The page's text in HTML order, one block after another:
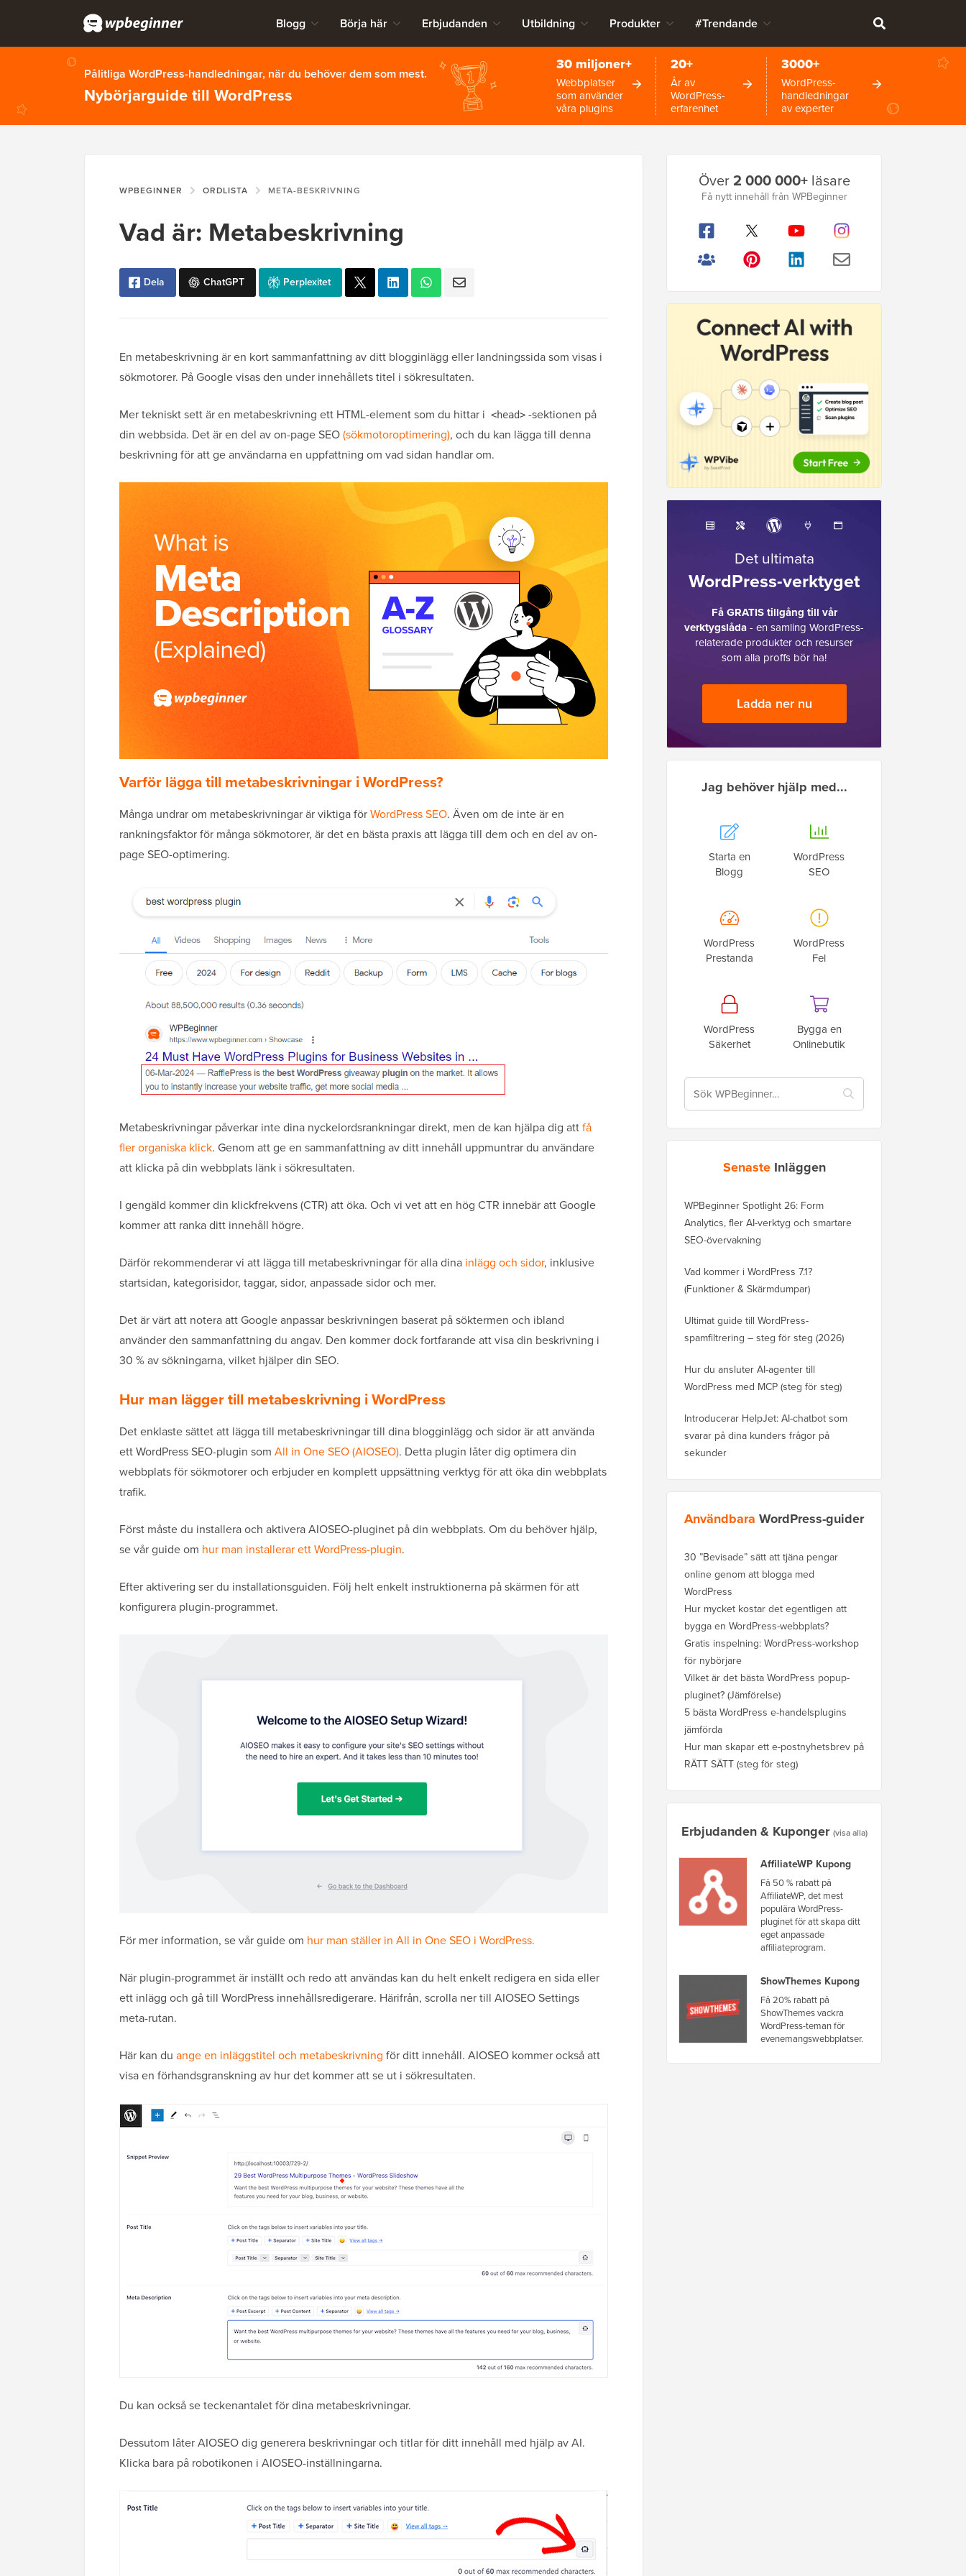
Blogg Börja här Erbjudanden Utbildning Produkter #Trendande
Pålitliga WordPress-handledningar, när du behöver dem som mest.
Nybörjarguide till WordPress
30 miljoner+
Webbplatser
som använder
våra plugins
20+
År av
WordPress-
erfarenhet
3000+
WordPress-
handledningar
av experter
WPBEGINNER ORDLISTA META-BESKRIVNING
Vad är: Metabeskrivning
Dela ChatGPT Perplexitet
En metabeskrivning är en kort sammanfattning av ditt blogginlägg eller landningssida som visas i
sökmotorer. På Google visas den under innehållets titel i sökresultaten.
Mer tekniskt sett är en metabeskrivning ett HTML-element som du hittar i <head> -sektionen på
din webbsida. Det är en del av on-page SEO(sökmotoroptimering), och du kan lägga till denna
beskrivning för att ge användarna en uppfattning om vad sidan handlar om.
Varför lägga till metabeskrivningar i WordPress?
Många undrar om metabeskrivningar är viktiga förWordPress SEO. Även om de inte är en
rankningsfaktor för många sökmotorer, är det en bästa praxis att lägga till dem och en del av on-
page SEO-optimering.
Metabeskrivningar påverkar inte dina nyckelordsrankningar direkt, men de kan hjälpa dig attfå
fler organiska klick. Genom att ge en sammanfattning av ditt innehåll uppmuntrar du användare
att klicka på din webbplats länk i sökresultaten.
I gengäld kommer din klickfrekvens (CTR) att öka. Och vi vet att en hög CTR innebär att Google
kommer att ranka ditt innehåll högre.
Därför rekommenderar vi att lägga till metabeskrivningar för alla dina inlägg och sidor, inklusive
startsidan, kategorisidor, taggar, sidor, anpassade sidor och mer.
Det är värt att notera att Google anpassar beskrivningen baserat på söktermen och ibland
använder den sammanfattning du angav. Den kommer dock fortfarande att visa din beskrivning i
30 % av sökningarna, vilket hjälper din SEO.
Hur man lägger till metabeskrivning i WordPress
Det enklaste sättet att lägga till metabeskrivningar till dina blogginlägg och sidor är att använda
ett WordPress SEO-plugin som All in One SEO (AIOSEO). Detta plugin låter dig optimera din
webbplats för sökmotorer och erbjuder en komplett uppsättning verktyg för att öka din webbplats
trafik.
Först måste du installera och aktivera AIOSEO-pluginet på din webbplats. Om du behöver hjälp,
se vår guide om hur man installerar ett WordPress-plugin.
Efter aktivering ser du installationsguiden. Följ helt enkelt instruktionerna på skärmen för att
konfigurera plugin-programmet.
För mer information, se vår guide om hur man ställer in All in One SEO i WordPress.
När plugin-programmet är inställt och redo att användas kan du helt enkelt redigera en sida eller
ett inlägg och gå till WordPress innehållsredigerare. Härifrån, scrolla ner till AIOSEO Settings
meta-rutan.
Här kan du ange en inläggstitel och metabeskrivning för ditt innehåll. AIOSEO kommer också att
visa en förhandsgranskning av hur det kommer att se ut i sökresultaten.
Du kan också se teckenantalet för dina metabeskrivningar.
Dessutom låter AIOSEO dig generera beskrivningar och titlar för ditt innehåll med hjälp av AI.
Klicka bara på robotikonen i AIOSEO-inställningarna.
Primär
sidofält
Över2 000 000+läsare
Få nytt innehåll från WPBeginner
Det ultimata
WordPress-verktyget
Få GRATIS tillgång till vår
verktygslåda- en samling WordPress-
relaterade produkter och resurser
som alla proffs bör ha!
Ladda ner nu
Jag behöver hjälp med...
Starta en
Blogg
WordPress
SEO
WordPress
Prestanda
WordPress
Fel
WordPress
Säkerhet
Bygga en
Onlinebutik
Senaste Inläggen
WPBeginner Spotlight 26: Form
Analytics, fler AI-verktyg och smartare
SEO-övervakning
Vad kommer i WordPress 7.1?
(Funktioner & Skärmdumpar)
Ultimat guide till WordPress-
spamfiltrering – steg för steg (2026)
Hur du ansluter AI-agenter till
WordPress med MCP (steg för steg)
Introducerar HelpJet: AI-chatbot som
svarar på dina kunders frågor på
sekunder
Användbara WordPress-guider
30 ”Bevisade” sätt att tjäna pengar
online genom att blogga med
WordPress
Hur mycket kostar det egentligen att
bygga en WordPress-webbplats?
Gratis inspelning: WordPress-workshop
för nybörjare
Vilket är det bästa WordPress popup-
pluginet? (Jämförelse)
5 bästa WordPress e-handelsplugins
jämförda
Hur man skapar ett e-postnyhetsbrev på
RÄTT SÄTT (steg för steg)
Erbjudanden & Kuponger (visa alla)
AffiliateWP Kupong
Få 50 % rabatt på
AffiliateWP, det mest
populära WordPress-
pluginet för att skapa ditt
eget anpassade
affiliateprogram.
ShowThemes Kupong
Få 20% rabatt på
ShowThemes vackra
WordPress-teman för
evenemangswebbplatser.